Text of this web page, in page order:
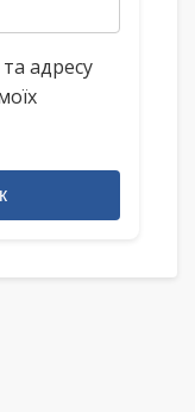
адресу